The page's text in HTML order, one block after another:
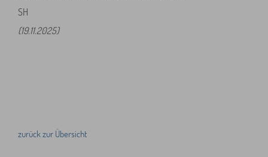
SH
(19.11.2025)
zurück zur Übersicht